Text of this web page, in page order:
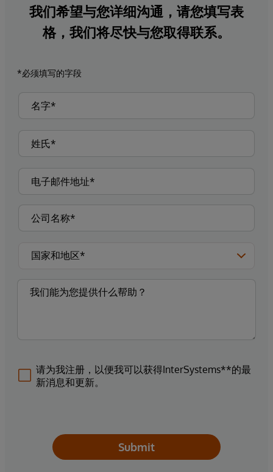
我们希望与您详细沟通，请您填写表
格，我们将尽快与您取得联系。
*必须填写的字段
请为我注册，以便我可以获得InterSystems**的最
新消息和更新。
Submit